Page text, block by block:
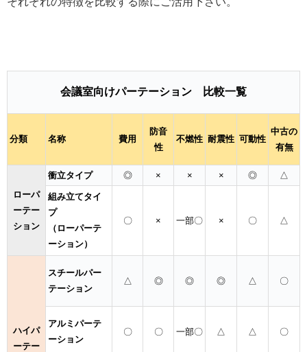
会議室向けパーテーション 比較一覧
分類 名称 費用
防音
性
不燃性 耐震性 可動性
中古の
有無
ローパ
ーテー
ション
衝立タイプ ◎ × × × ◎ △
組み立てタイ
プ
（ローパーテ
ーション）
〇 × 一部〇 × 〇 △
ハイパ
ーテー
スチールパー
テーション
△ ◎ ◎ ◎ △ 〇
アルミパーテ
ーション
〇 〇 一部〇 △ △ 〇